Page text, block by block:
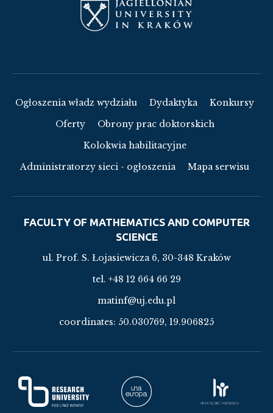
Ogłoszenia władz wydziału Dydaktyka
Konkursy
Oferty
Obrony prac doktorskich
Kolokwia habilitacyjne
Administratorzy sieci - ogłoszenia
Mapa serwisu
FACULTY OF MATHEMATICS AND COMPUTER
SCIENCE
ul. Prof. S. Łojasiewicza 6, 30-348 Kraków
tel. +48 12 664 66 29
matinf@uj.edu.pl
coordinates: 50.030769, 19.906825